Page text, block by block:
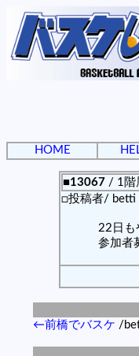
HOME
■13067 / 1階
□投稿者/ betti
22日も
参加者
←前橋でバスケ /